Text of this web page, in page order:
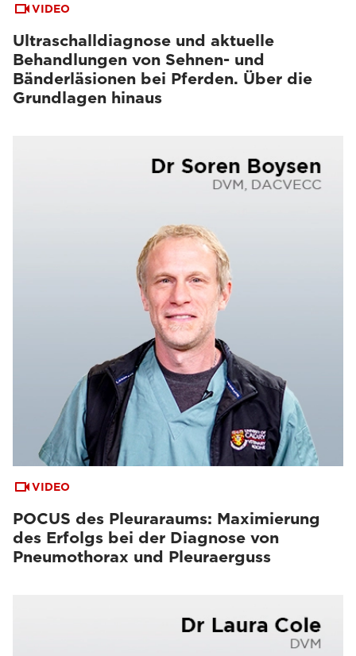
VIDEO
Ultraschalldiagnose und aktuelle
Behandlungen von Sehnen- und
Bänderläsionen bei Pferden. Über die
Grundlagen hinaus
VIDEO
POCUS des Pleuraraums: Maximierung
des Erfolgs bei der Diagnose von
Pneumothorax und Pleuraerguss